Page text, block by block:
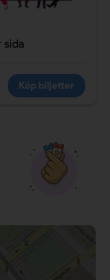
sida
Köp biljetter